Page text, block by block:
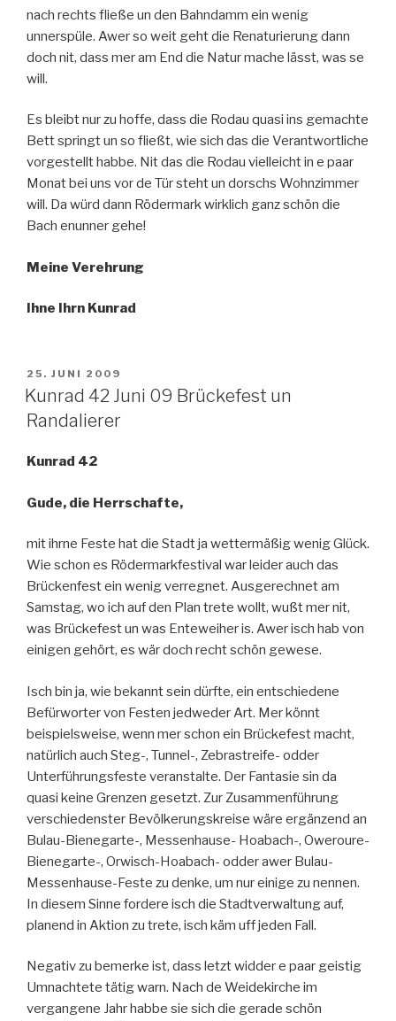
nach rechts fließe un den Bahndamm ein wenig
unnerspüle. Awer so weit geht die Renaturierung dann
doch nit, dass mer am End die Natur mache lässt, was se
will.
Es bleibt nur zu hoffe, dass die Rodau quasi ins gemachte
Bett springt un so fließt, wie sich das die Verantwortliche
vorgestellt habbe. Nit das die Rodau vielleicht in e paar
Monat bei uns vor de Tür steht un dorschs Wohnzimmer
will. Da würd dann Rödermark wirklich ganz schön die
Bach enunner gehe!
Meine Verehrung
Ihne Ihrn Kunrad
VERÖFFENTLICHT
AM
25. JUNI 2009
Kunrad 42 Juni 09 Brückefest un
Randalierer
Kunrad 42
Gude, die Herrschafte,
mit ihrne Feste hat die Stadt ja wettermäßig wenig Glück.
Wie schon es Rödermarkfestival war leider auch das
Brückenfest ein wenig verregnet. Ausgerechnet am
Samstag, wo ich auf den Plan trete wollt, wußt mer nit,
was Brückefest un was Enteweiher is. Awer isch hab von
einigen gehört, es wär doch recht schön gewese.
Isch bin ja, wie bekannt sein dürfte, ein entschiedene
Befürworter von Festen jedweder Art. Mer könnt
beispielsweise, wenn mer schon ein Brückefest macht,
natürlich auch Steg-, Tunnel-, Zebrastreife- odder
Unterführungsfeste veranstalte. Der Fantasie sin da
quasi keine Grenzen gesetzt. Zur Zusammenführung
verschiedenster Bevölkerungskreise wäre ergänzend an
Bulau-Bienegarte-, Messenhause- Hoabach-, Oweroure-
Bienegarte-, Orwisch-Hoabach- odder awer Bulau-
Messenhause-Feste zu denke, um nur einige zu nennen.
In diesem Sinne fordere isch die Stadtverwaltung auf,
planend in Aktion zu trete, isch käm uff jeden Fall.
Negativ zu bemerke ist, dass letzt widder e paar geistig
Umnachtete tätig warn. Nach de Weidekirche im
vergangene Jahr habbe sie sich die gerade schön